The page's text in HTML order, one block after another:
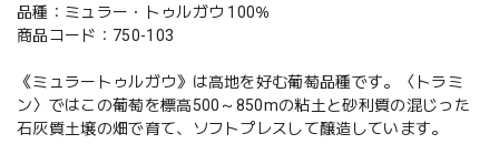
品種：ミュラー・トゥルガウ 100％
商品コード：750-103
《ミュラートゥルガウ》は高地を好む葡萄品種です。〈トラミ
ン〉ではこの葡萄を標高500～850mの粘土と砂利質の混じった
石灰質土壌の畑で育て、ソフトプレスして醸造しています。